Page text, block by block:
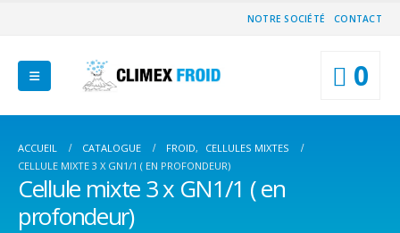
NOTRE SOCIÉTÉ CONTACT
0
ACCUEIL CATALOGUE FROID,
CELLULES MIXTES
CELLULE MIXTE 3 X GN1/1 ( EN PROFONDEUR)
Cellule mixte 3 x GN1/1 ( en
profondeur)